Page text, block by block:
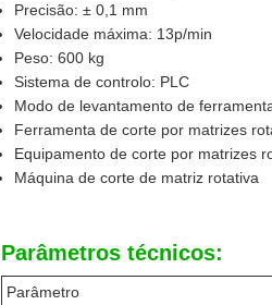
Precisão: ± 0,1 mm
Velocidade máxima: 13p/min
Peso: 600 kg
Sistema de controlo: PLC
Modo de levantamento de
Ferramenta de corte por matrizes
Equipamento de corte por matrizes
Máquina de corte de matriz rotativa
Parâmetros técnicos:
Parâmetro